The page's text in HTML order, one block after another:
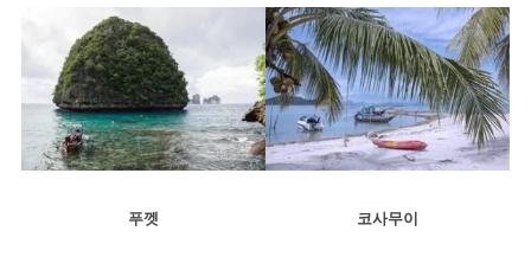
푸껫 코사무이